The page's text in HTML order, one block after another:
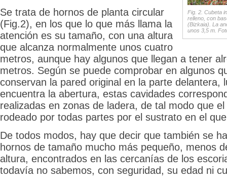
Fig. 2. Cubeta
relleno, con
(Bizkaia). La
unos 3,5 m.
Se trata de hornos de planta circular
(Fig.2), en los que lo que más llama la
atención es su tamaño, con una altura
que alcanza normalmente unos cuatro
metros, aunque hay algunos que llegan a tener
metros. Según se puede comprobar en algunos
conservan la pared original en la parte delantera,
encuentra la abertura, estas cavidades
realizadas en zonas de ladera, de tal modo que
rodeado por todas partes por el sustrato en el
De todos modos, hay que decir que también se
hornos de tamaño mucho más pequeño, menos
altura, encontrados en las cercanías de los
todavía no sabemos, con seguridad, su edad ni